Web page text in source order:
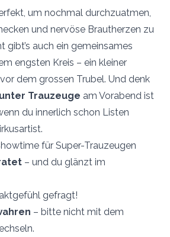
um nochmal durchzuatmen,
und nervöse Brautherzen zu
gibt’s auch ein gemeinsames
engsten Kreis – ein kleiner
dem grossen Trubel. Und denk
Trauzeuge am Vorabend ist
du innerlich schon Listen
für Super-Trauzeugen
– und du glänzt im
gefragt!
– bitte nicht mit dem